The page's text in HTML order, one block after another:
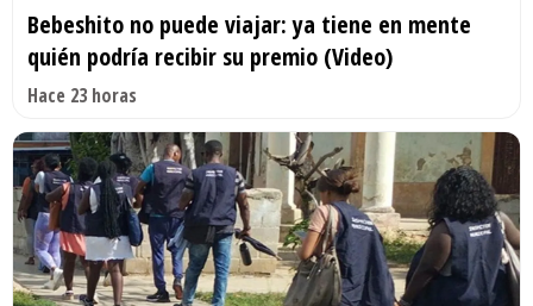
Bebeshito no puede viajar: ya tiene en mente
quién podría recibir su premio (Video)
Hace 23 horas